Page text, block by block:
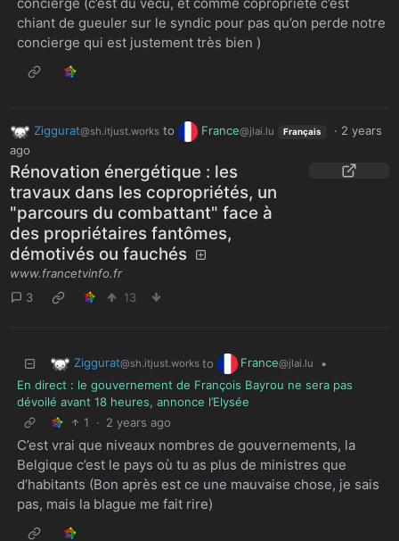
chiant de gueuler sur le syndic pour pas qu’on perde notre
concierge qui est justement très bien )
Ziggurat@sh.itjust.worksto France@jlai.lu Français · 2 years
ago
Rénovation énergétique : les
travaux dans les copropriétés, un
"parcours du combattant" face à
des propriétaires fantômes,
démotivés ou fauchés
www.francetvinfo.fr
3
13
Ziggurat@sh.itjust.works to France@jlai.lu
•
En direct : le gouvernement de François Bayrou ne sera pas
dévoilé avant 18 heures, annonce l’Elysée
1
· 2 years ago
C’est vrai que niveaux nombres de gouvernements, la
Belgique c’est le pays où tu as plus de ministres que
d’habitants (Bon après est ce une mauvaise chose, je sais
pas, mais la blague me fait rire)